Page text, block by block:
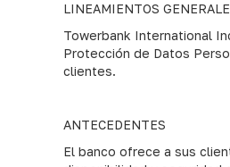
LINEAMIENTOS
Towerbank International
Protección de Datos
clientes.
ANTECEDENTES
El banco ofrece a sus